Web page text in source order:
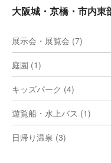
大阪城・京橋・市内
展示会・展覧会 (7)
庭園 (1)
キッズパーク (4)
遊覧船・水上バス (1)
日帰り温泉 (3)